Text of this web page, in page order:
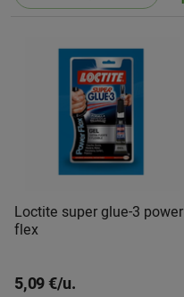
Loctite super glue-3 power
flex
5,09 €/u.